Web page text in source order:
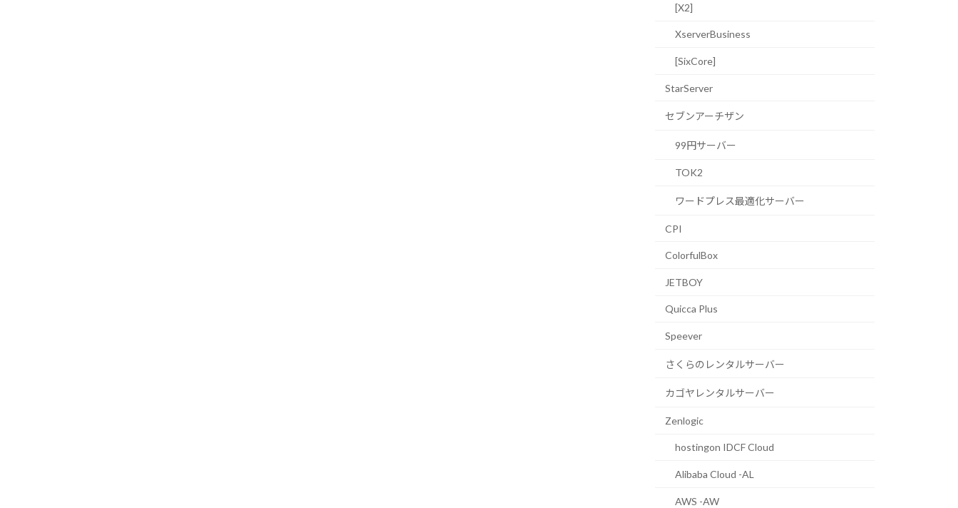
[X2]
XserverBusiness
[SixCore]
StarServer
セブンアーチザン
99円サーバー
TOK2
ワードプレス最適化サーバー
CPI
ColorfulBox
JETBOY
Quicca Plus
Speever
さくらのレンタルサーバー
カゴヤレンタルサーバー
Zenlogic
hostingon IDCF Cloud
Alibaba Cloud -AL
AWS -AW